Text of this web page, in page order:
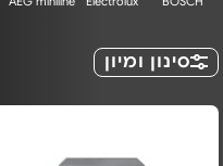
סינון ומיון